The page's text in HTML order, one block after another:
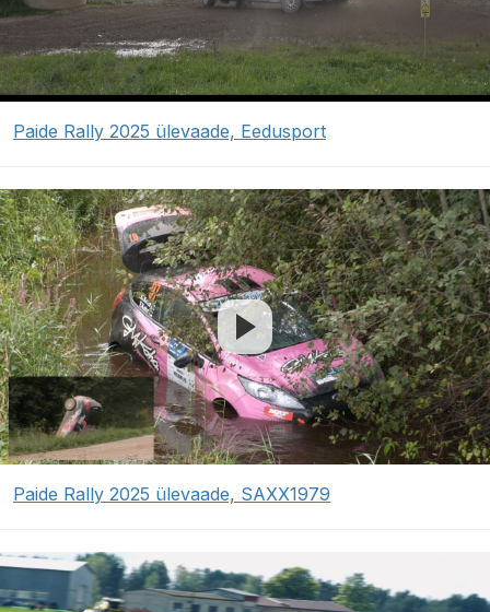
Paide Rally 2025 ülevaade, Eedusport
Paide Rally 2025 ülevaade, SAXX1979